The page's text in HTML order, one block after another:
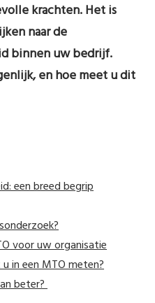
krachten. Het is
naar de
binnen uw bedrijf.
en hoe meet u dit
een breed begrip
voor uw organisatie
in een MTO meten?
beter?